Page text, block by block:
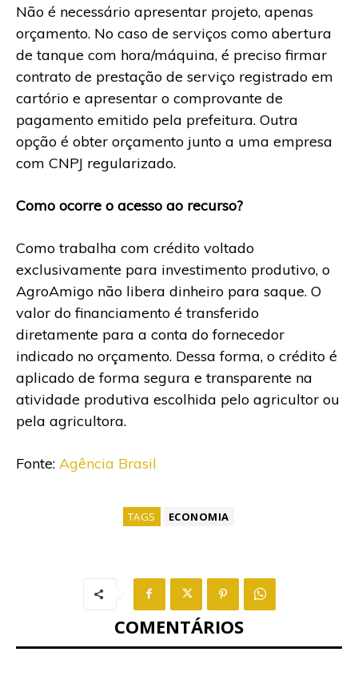
Não é necessário apresentar projeto, apenas
orçamento. No caso de serviços como abertura
de tanque com hora/máquina, é preciso firmar
contrato de prestação de serviço registrado em
cartório e apresentar o comprovante de
pagamento emitido pela prefeitura. Outra
opção é obter orçamento junto a uma empresa
com CNPJ regularizado.
Como ocorre o acesso ao recurso?
Como trabalha com crédito voltado
exclusivamente para investimento produtivo, o
AgroAmigo não libera dinheiro para saque. O
valor do financiamento é transferido
diretamente para a conta do fornecedor
indicado no orçamento. Dessa forma, o crédito é
aplicado de forma segura e transparente na
atividade produtiva escolhida pelo agricultor ou
pela agricultora.
Fonte: Agência Brasil
TAGS ECONOMIA
COMENTÁRIOS